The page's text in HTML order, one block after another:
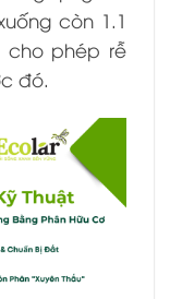
còn 1.1
cho phép rễ
đó.